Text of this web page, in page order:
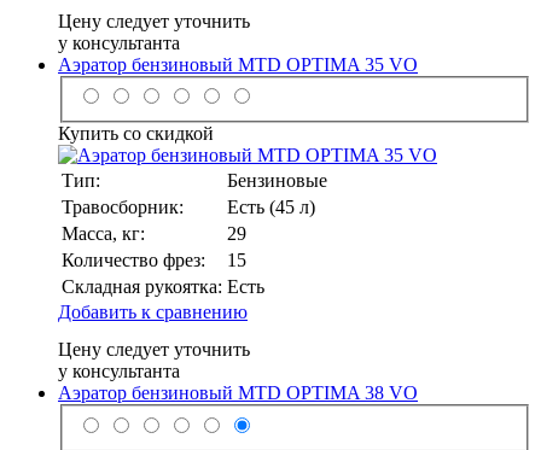
Цену следует уточнить
у консультанта
Аэратор бензиновый MTD OPTIMA 35 VO
Купить со скидкой
Тип:
Бензиновые
Травосборник:
Есть (45 л)
Масса, кг:
29
Количество фрез:
15
Складная рукоятка: Есть
Добавить к сравнению
Цену следует уточнить
у консультанта
Аэратор бензиновый MTD OPTIMA 38 VO